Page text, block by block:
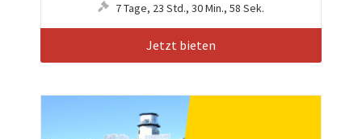
7Tage, 23 Std., 30Min., 55 Sek.
Jetzt bieten